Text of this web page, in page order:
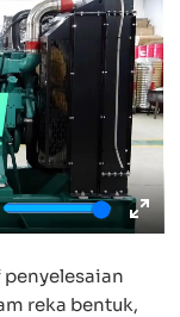
reka bentuk,